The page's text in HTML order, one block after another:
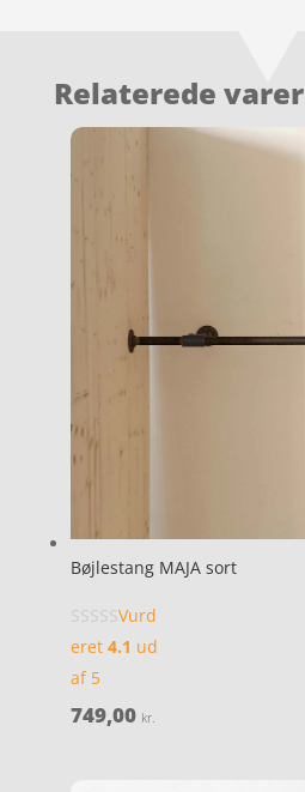
Relaterede varer
Bøjlestang MAJA sort
Vurd
eret 4.1 ud
af 5
749,00 kr.